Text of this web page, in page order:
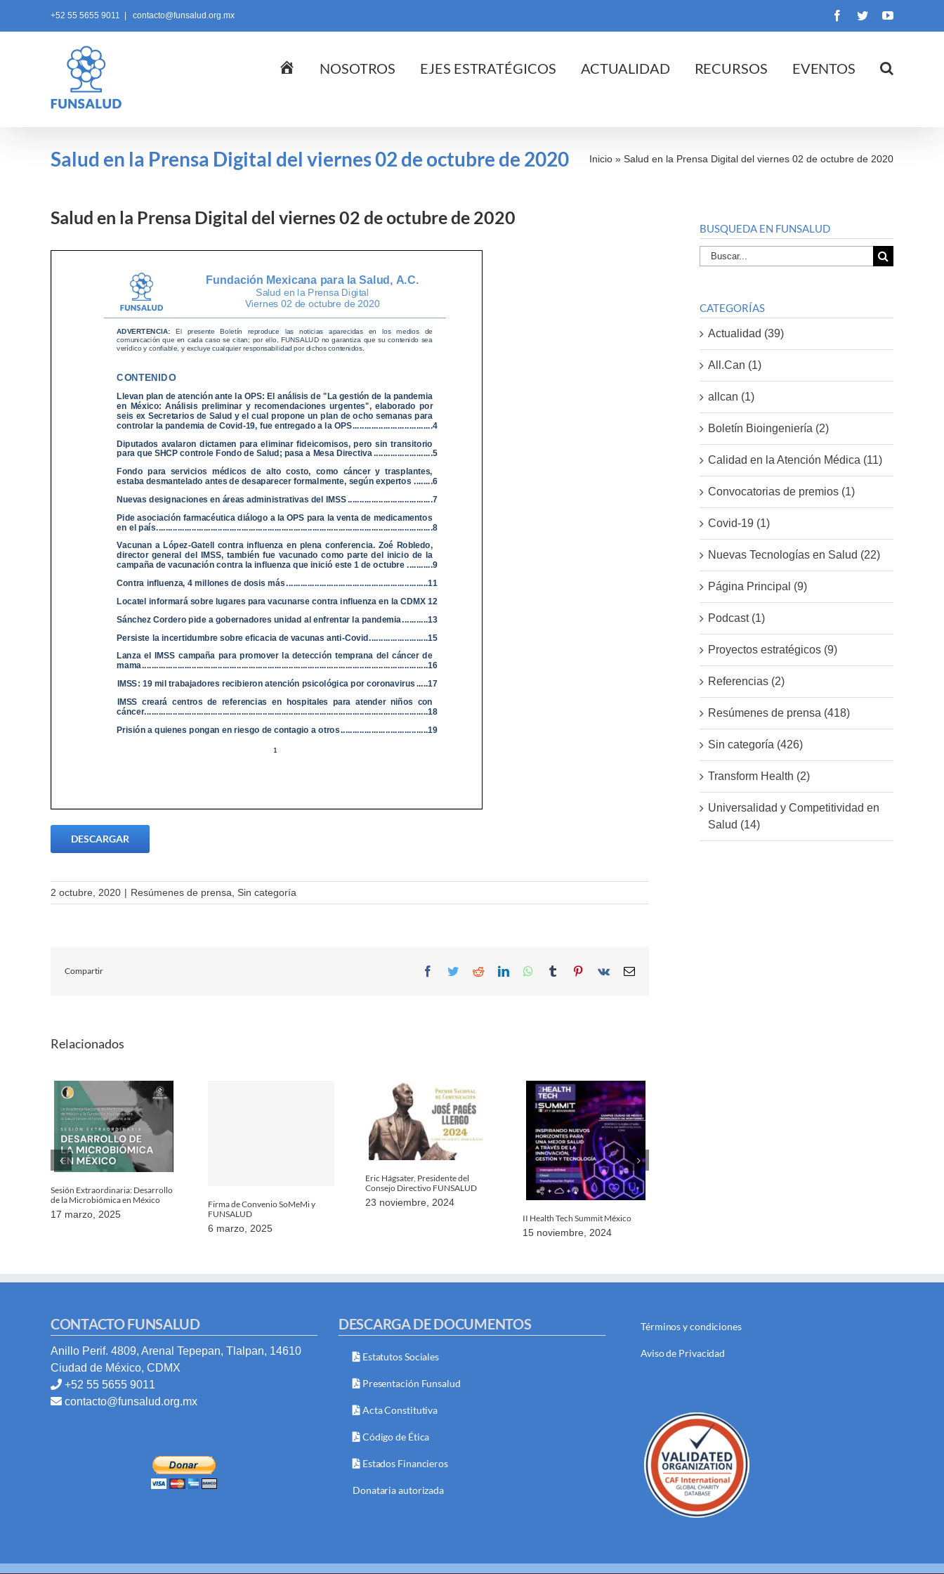
+52 55 5655 9011 contacto@funsalud.org.mx Facebook
TwitterYouTube
InicioNOSOTROS EJES ESTRATÉGICOS ACTUALIDAD RECURSOS EVENTOS
Salud en la Prensa Digital del viernes 02 de octubre de 2020 Inicio » Salud en la Prensa Digital del viernes 02 de octubre de 2020
Salud en la Prensa Digital del viernes 02 de octubre de 2020
DESCARGAR
2 octubre, 2020 | Resúmenes de prensa Sin categoría
Compartir Facebook
TwitterRedditLinkedInWhatsApp
Tumblr Pinterest
Vk Email
Relacionados
Sesión Extraordinaria: Desarrollo
de la Microbiómica en México
17 marzo, 2025
Firma de Convenio SoMeMi y
FUNSALUD
6 marzo, 2025
Eric Hágsater, Presidente del
Consejo Directivo FUNSALUD
23 noviembre, 2024
II Health Tech Summit México
15 noviembre, 2024
BUSQUEDA EN FUNSALUD
Buscar
por:
CATEGORÍAS
Actualidad (39)
All.Can (1)
allcan (1)
Boletín Bioingeniería (2)
Calidad en la Atención Médica (11)
Convocatorias de premios (1)
Covid-19 (1)
Nuevas Tecnologías en Salud (22)
Página Principal (9)
Podcast (1)
Proyectos estratégicos (9)
Referencias (2)
Resúmenes de prensa (418)
Sin categoría (426)
Transform Health (2)
Universalidad y Competitividad en
Salud (14)
CONTACTO FUNSALUD
Anillo Perif. 4809, Arenal Tepepan, Tlalpan, 14610
Ciudad de México, CDMX
+52 55 5655 9011
contacto@funsalud.org.mx
DESCARGA DE DOCUMENTOS
Estatutos Sociales
Presentación Funsalud
Acta Constitutiva
Código de Ética
Estados Financieros
Donataria autorizada
Términos y condiciones
Aviso de Privacidad